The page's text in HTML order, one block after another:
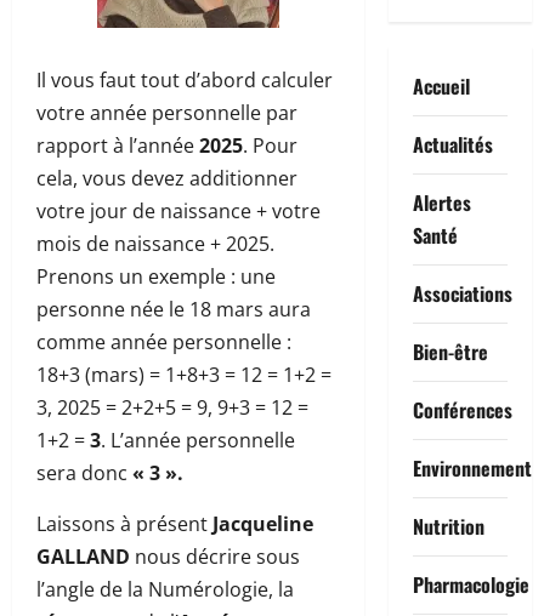
Il vous faut tout d’abord calculer
votre année personnelle par
rapport à l’année2025. Pour
cela, vous devez additionner
votre jour de naissance + votre
mois de naissance + 2025.
Prenons un exemple : une
personne née le 18 mars aura
comme année personnelle :
18+3 (mars) = 1+8+3 = 12 = 1+2 =
3, 2025 = 2+2+5 = 9, 9+3 = 12 =
1+2 =3. L’année personnelle
sera donc « 3 ».
Laissons à présent Jacqueline
GALLAND nous décrire sous
l’angle de la Numérologie, la
Accueil
Actualités
Alertes
Santé
Associations
Bien-être
Conférences
Environnement
Nutrition
Pharmacologie